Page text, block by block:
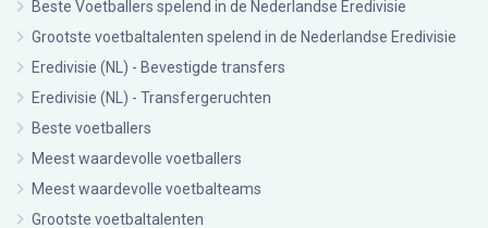
Beste Voetballers spelend in de Nederlandse Eredivisie
Grootste voetbaltalenten spelend in de Nederlandse Eredivisie
Eredivisie (NL) - Bevestigde transfers
Eredivisie (NL) - Transfergeruchten
Beste voetballers
Meest waardevolle voetballers
Meest waardevolle voetbalteams
Grootste voetbaltalenten